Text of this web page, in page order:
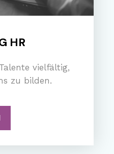
HR
vielfältig,
zu bilden.